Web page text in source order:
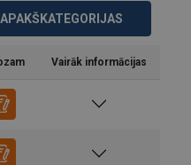
Vairāk informācijas